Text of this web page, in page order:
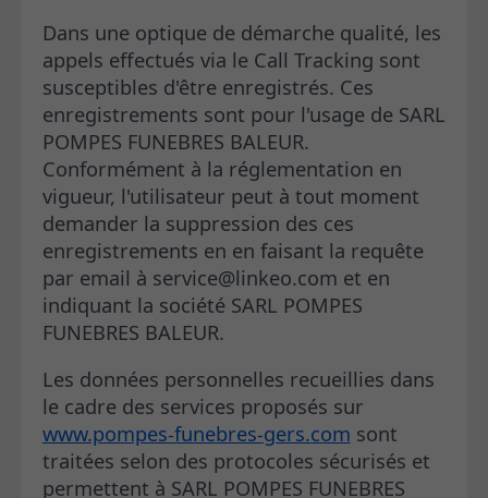
Dans une optique de démarche qualité, les
appels effectués via le Call Tracking sont
susceptibles d'être enregistrés. Ces
enregistrements sont pour l'usage de SARL
POMPES FUNEBRES BALEUR.
Conformément à la réglementation en
vigueur, l'utilisateur peut à tout moment
demander la suppression des ces
enregistrements en en faisant la requête
par email à service@linkeo.com et en
indiquant la société SARL POMPES
FUNEBRES BALEUR.
Les données personnelles recueillies dans
le cadre des services proposés sur
www.pompes-funebres-gers.com sont
traitées selon des protocoles sécurisés et
permettent à SARL POMPES FUNEBRES